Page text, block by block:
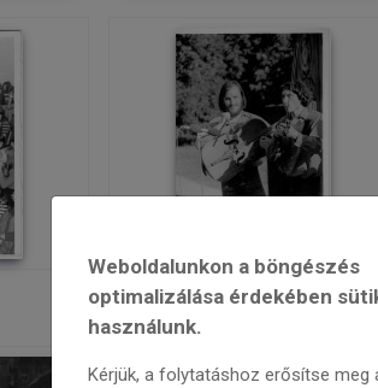
Weboldalunkon a böngészés
optimalizálása érdekében
használunk.
Kérjük, a folytatáshoz erősítse meg